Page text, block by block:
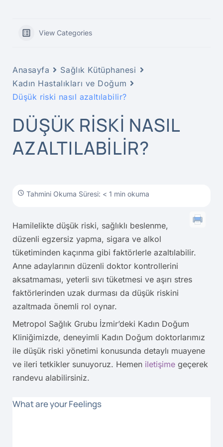
View Categories
Anasayfa
Sağlık Kütüphanesi
Kadın Hastalıkları ve Doğum
Düşük riski nasıl azaltılabilir?
DÜŞÜK RISKI NASIL
AZALTILABILIR?
Tahmini Okuma Süresi: < 1 min okuma
Hamilelikte düşük riski, sağlıklı beslenme,
düzenli egzersiz yapma, sigara ve alkol
tüketiminden kaçınma gibi faktörlerle azaltılabilir.
Anne adaylarının düzenli doktor kontrollerini
aksatmaması, yeterli sıvı tüketmesi ve aşırı stres
faktörlerinden uzak durması da düşük riskini
azaltmada önemli rol oynar.
Metropol Sağlık Grubu İzmir’deki Kadın Doğum
Kliniğimizde, deneyimli Kadın Doğum doktorlarımız
ile düşük riski yönetimi konusunda detaylı muayene
ve ileri tetkikler sunuyoruz. Hemen iletişime geçerek
randevu alabilirsiniz.
What are your Feelings